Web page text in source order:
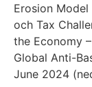
Erosion Model
och Tax
the Economy
Global Anti-
June 2024